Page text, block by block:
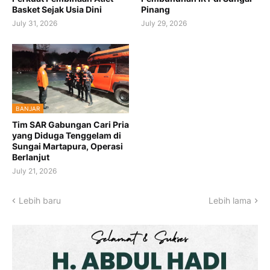
Basket Sejak Usia Dini
July 31, 2026
Pinang
July 29, 2026
BANJAR
Tim SAR Gabungan Cari Pria
yang Diduga Tenggelam di
Sungai Martapura, Operasi
Berlanjut
July 21, 2026
Lebih baru Lebih lama